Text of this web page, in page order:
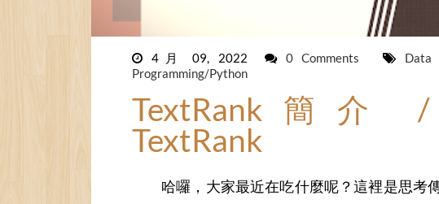
4月 09, 2022 0 Comments Data
Programming/Python
TextRank簡介 /
TextRank
哈囉，大家最近在吃什麼呢？這裡是思考